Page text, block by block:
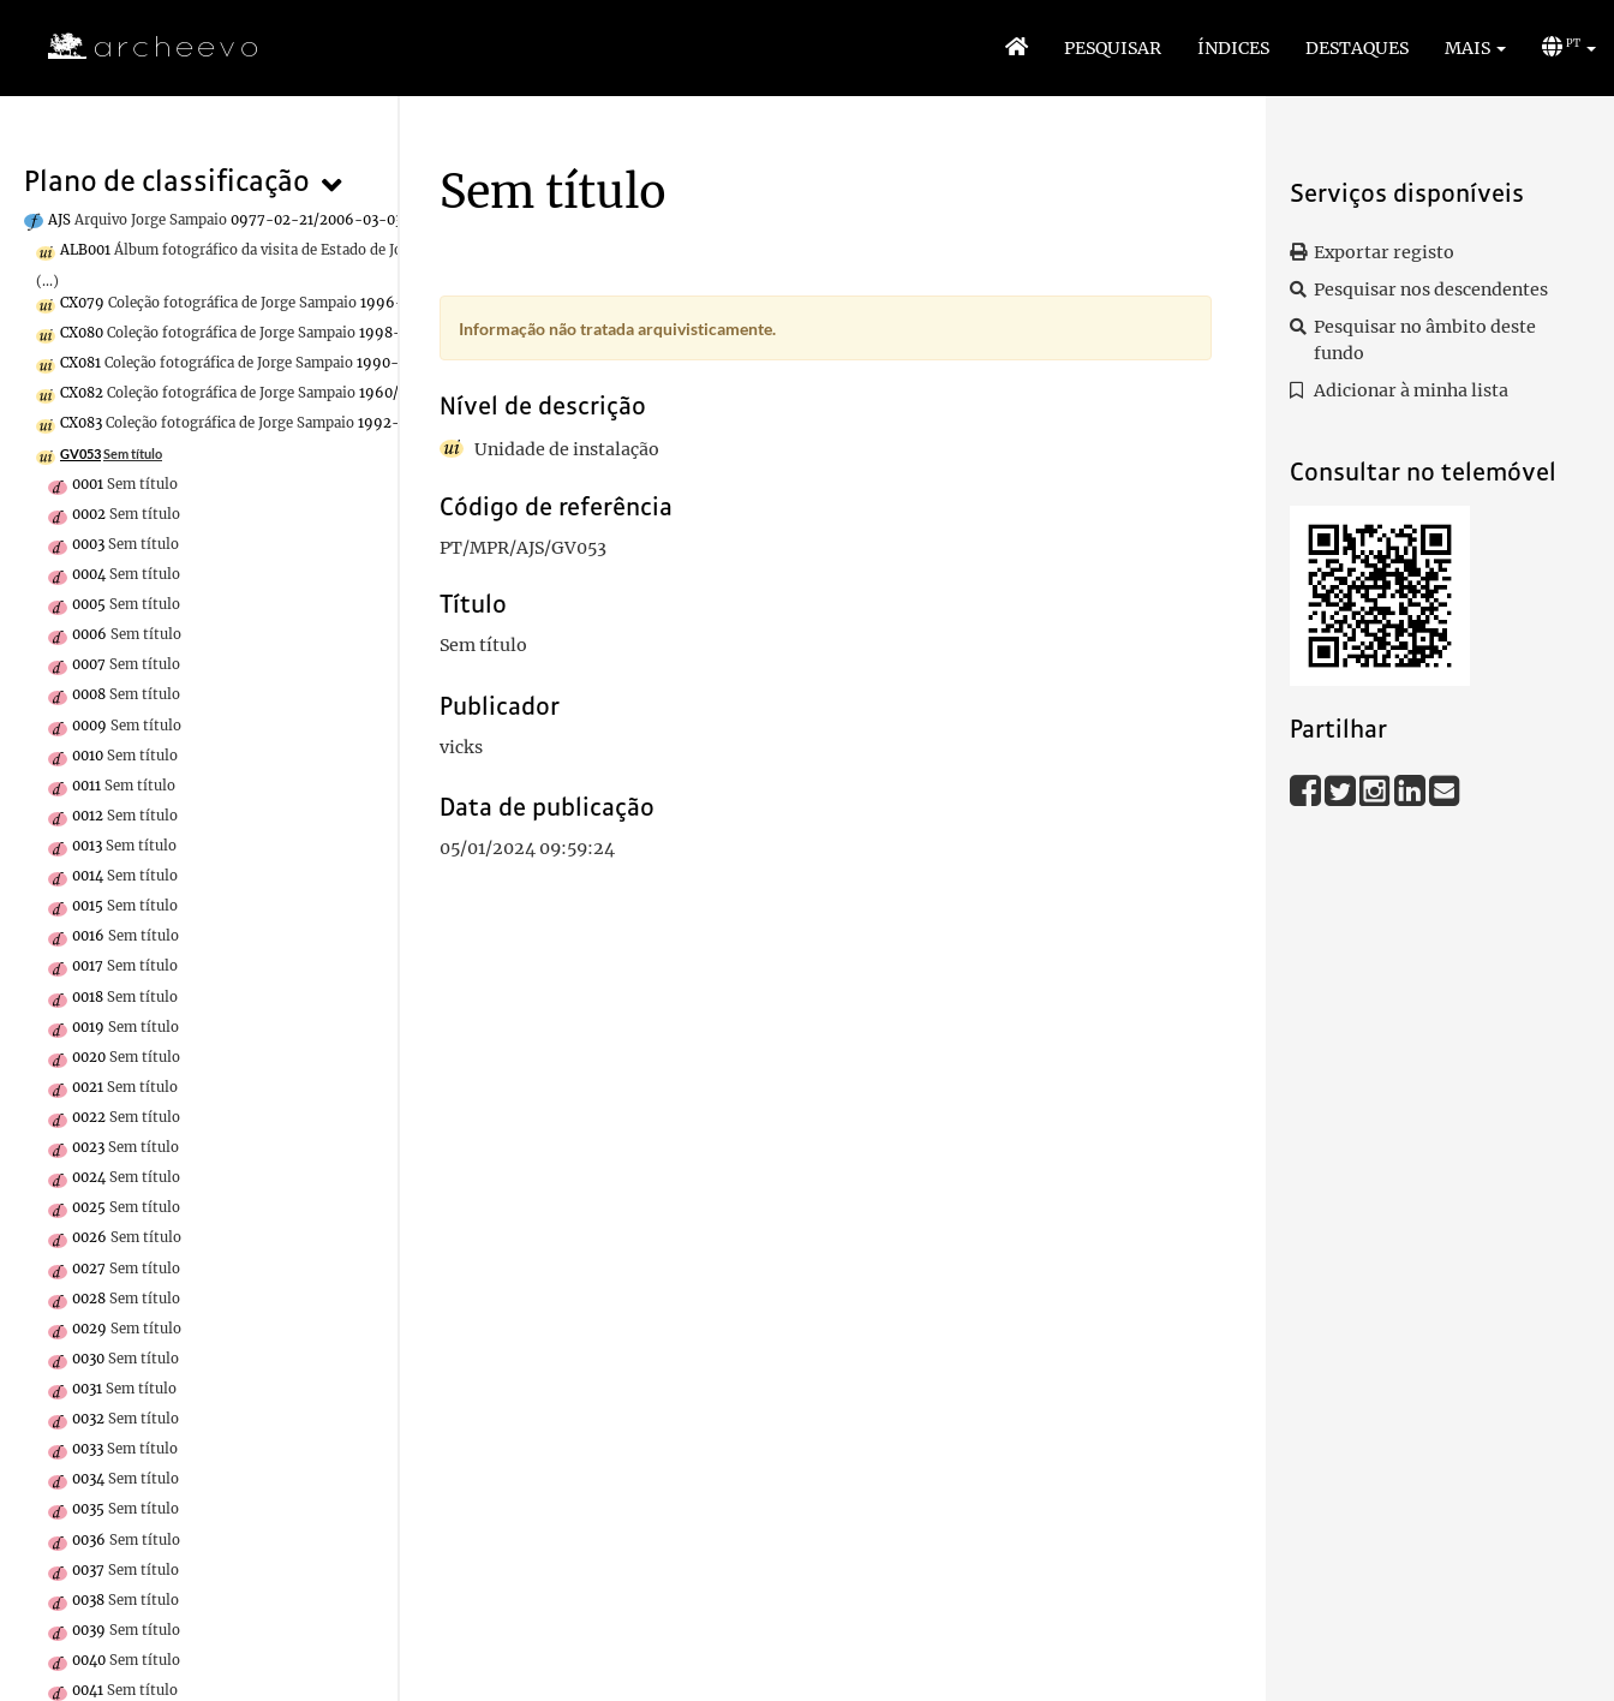
PESQUISAR ÍNDICES DESTAQUES MAIS PT
Plano de classificação
AJS Arquivo Jorge Sampaio 0977-02-21/2006-03-03
ALB001 Álbum fotográfico da visita de Estado de Jorge Sampaio à Ucrânia
(...)
CX079 Coleção fotográfica de Jorge Sampaio 1996-06-08/2006-03-02
CX080 Coleção fotográfica de Jorge Sampaio 1998-08-09/2001-06-12
CX081 Coleção fotográfica de Jorge Sampaio 1990-04-23/2005-09-30
CX082 Coleção fotográfica de Jorge Sampaio 1960/2006-01-31
CX083 Coleção fotográfica de Jorge Sampaio 1992-07-01/2005-07-08
GV053Sem título
0001 Sem título
0002 Sem título
0003 Sem título
0004 Sem título
0005 Sem título
0006 Sem título
0007 Sem título
0008 Sem título
0009 Sem título
0010 Sem título
0011 Sem título
0012 Sem título
0013 Sem título
0014 Sem título
0015 Sem título
0016 Sem título
0017 Sem título
0018 Sem título
0019 Sem título
0020 Sem título
0021 Sem título
0022 Sem título
0023 Sem título
0024 Sem título
0025 Sem título
0026 Sem título
0027 Sem título
0028 Sem título
0029 Sem título
0030 Sem título
0031 Sem título
0032 Sem título
0033 Sem título
0034 Sem título
0035 Sem título
0036 Sem título
0037 Sem título
0038 Sem título
0039 Sem título
0040 Sem título
0041 Sem título
Serviços disponíveis
Exportar registo
Pesquisar nos descendentes
Pesquisar no âmbito deste
fundo
Adicionar à minha lista
Consultar no telemóvel
Partilhar
Sem título
Informação não tratada arquivisticamente.
Nível de descrição
Unidade de instalação
Código de referência
PT/MPR/AJS/GV053
Título
Sem título
Publicador
vicks
Data de publicação
05/01/2024 09:59:24